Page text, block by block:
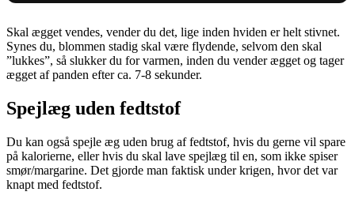
Skal ægget vendes, vender du det, lige inden hviden er helt stivnet.
Synes du, blommen stadig skal være flydende, selvom den skal
”lukkes”, så slukker du for varmen, inden du vender ægget og tager
ægget af panden efter ca. 7-8 sekunder.
Spejlæg uden fedtstof
Du kan også spejle æg uden brug af fedtstof, hvis du gerne vil spare
på kalorierne, eller hvis du skal lave spejlæg til en, som ikke spiser
smør/margarine. Det gjorde man faktisk under krigen, hvor det var
knapt med fedtstof.